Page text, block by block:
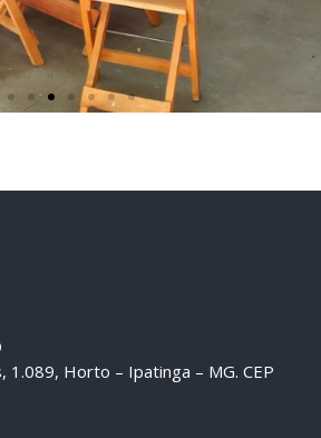
1.089, Horto – Ipatinga – MG. CEP